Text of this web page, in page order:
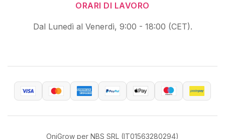
ORARI DI LAVORO
Dal Lunedì al Venerdì, 9:00 - 18:00 (CET).
OniGrow per NBS SRL (IT01563280294)